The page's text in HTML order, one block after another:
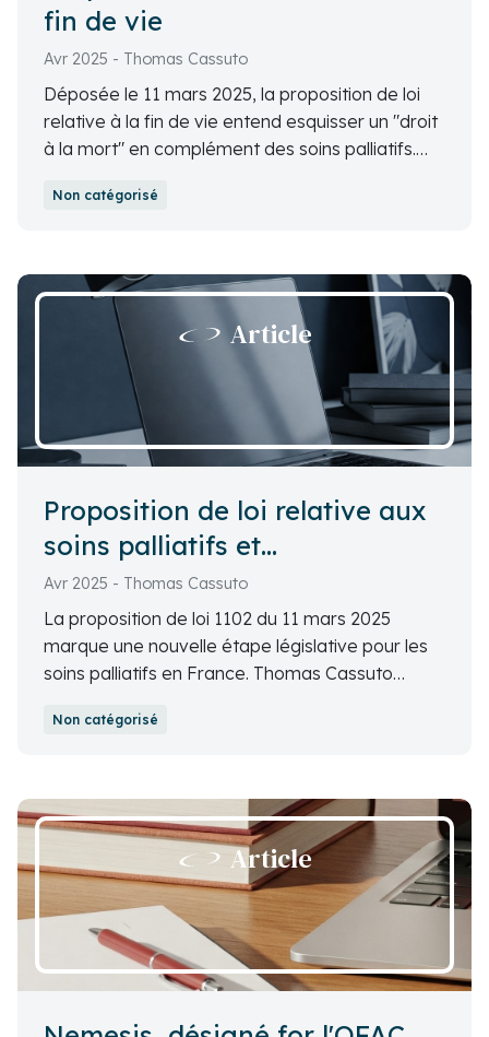
fin de vie
Avr 2025 - Thomas Cassuto
Déposée le 11 mars 2025, la proposition de loi
relative à la fin de vie entend esquisser un "droit
à la mort" en complément des soins palliatifs.
ce projet : définition de l'aide à mourir comme
juridique des enjeux soulevés par ce texte.
Non catégorisé
Article
Proposition de loi relative aux
soins palliatifs et
d’accompagnement
Avr 2025 - Thomas Cassuto
La proposition de loi 1102 du 11 mars 2025
marque une nouvelle étape législative pour les
soins palliatifs en France. Thomas Cassuto
clés de la proposition de loi et interroge sa
Non catégorisé
Article